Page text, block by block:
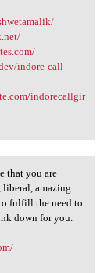
indore-call-
indorecallgir
that you are
liberal, amazing
fulfill the need to
down for you.